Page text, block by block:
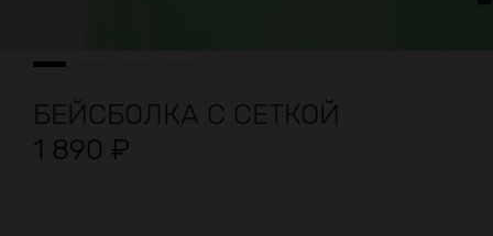
БЕЙСБОЛКА С СЕТКОЙ
1 890 ₽